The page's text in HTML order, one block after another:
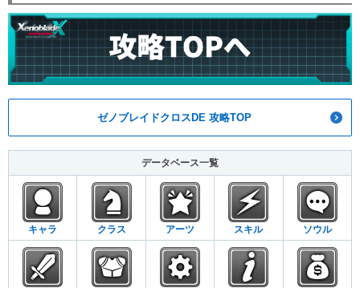
ゼノブレイドクロスDE 攻略TOP
データベース一覧
キャラ クラス アーツ スキル ソウル